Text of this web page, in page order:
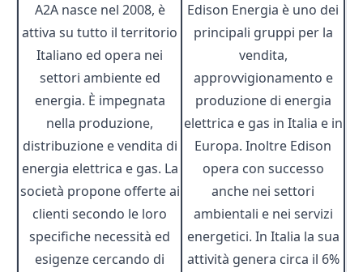
A2A nasce nel 2008, è
attiva su tutto il territorio
Italiano ed opera nei
settori ambiente ed
energia. È impegnata
nella produzione,
distribuzione e vendita di
energia elettrica e gas. La
società propone offerte ai
clienti secondo le loro
specifiche necessità ed
esigenze cercando di
Edison Energia è uno dei
principali gruppi per la
vendita,
approvvigionamento e
produzione di energia
elettrica e gas in Italia e in
Europa. Inoltre Edison
opera con successo
anche nei settori
ambientali e nei servizi
energetici. In Italia la sua
attività genera circa il 6%